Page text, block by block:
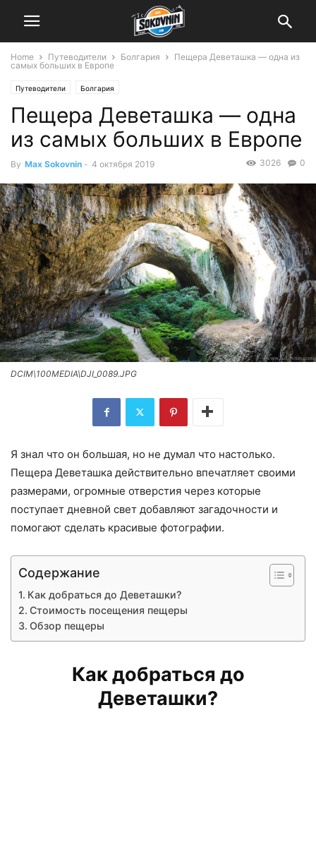
Home Путеводители Болгария
Пещера Деветашка — одна из
самых больших в Европе
Путеводители Болгария
Пещера Деветашка — одна
из самых больших в Европе
By Max Sokovnin - 4 октября 2019 0
3026
DCIM\100MEDIA\DJI_0089.JPG
Я знал что он большая, но не думал что настолько.
Пещера Деветашка действительно впечатляет своими
размерами, огромные отверстия через которые
поступает дневной свет добавляют загадочности и
помогают сделать красивые фотографии.
Содержание
Как добраться до Деветашки?
Стоимость посещения пещеры
Обзор пещеры
Как добраться до
Деветашки?